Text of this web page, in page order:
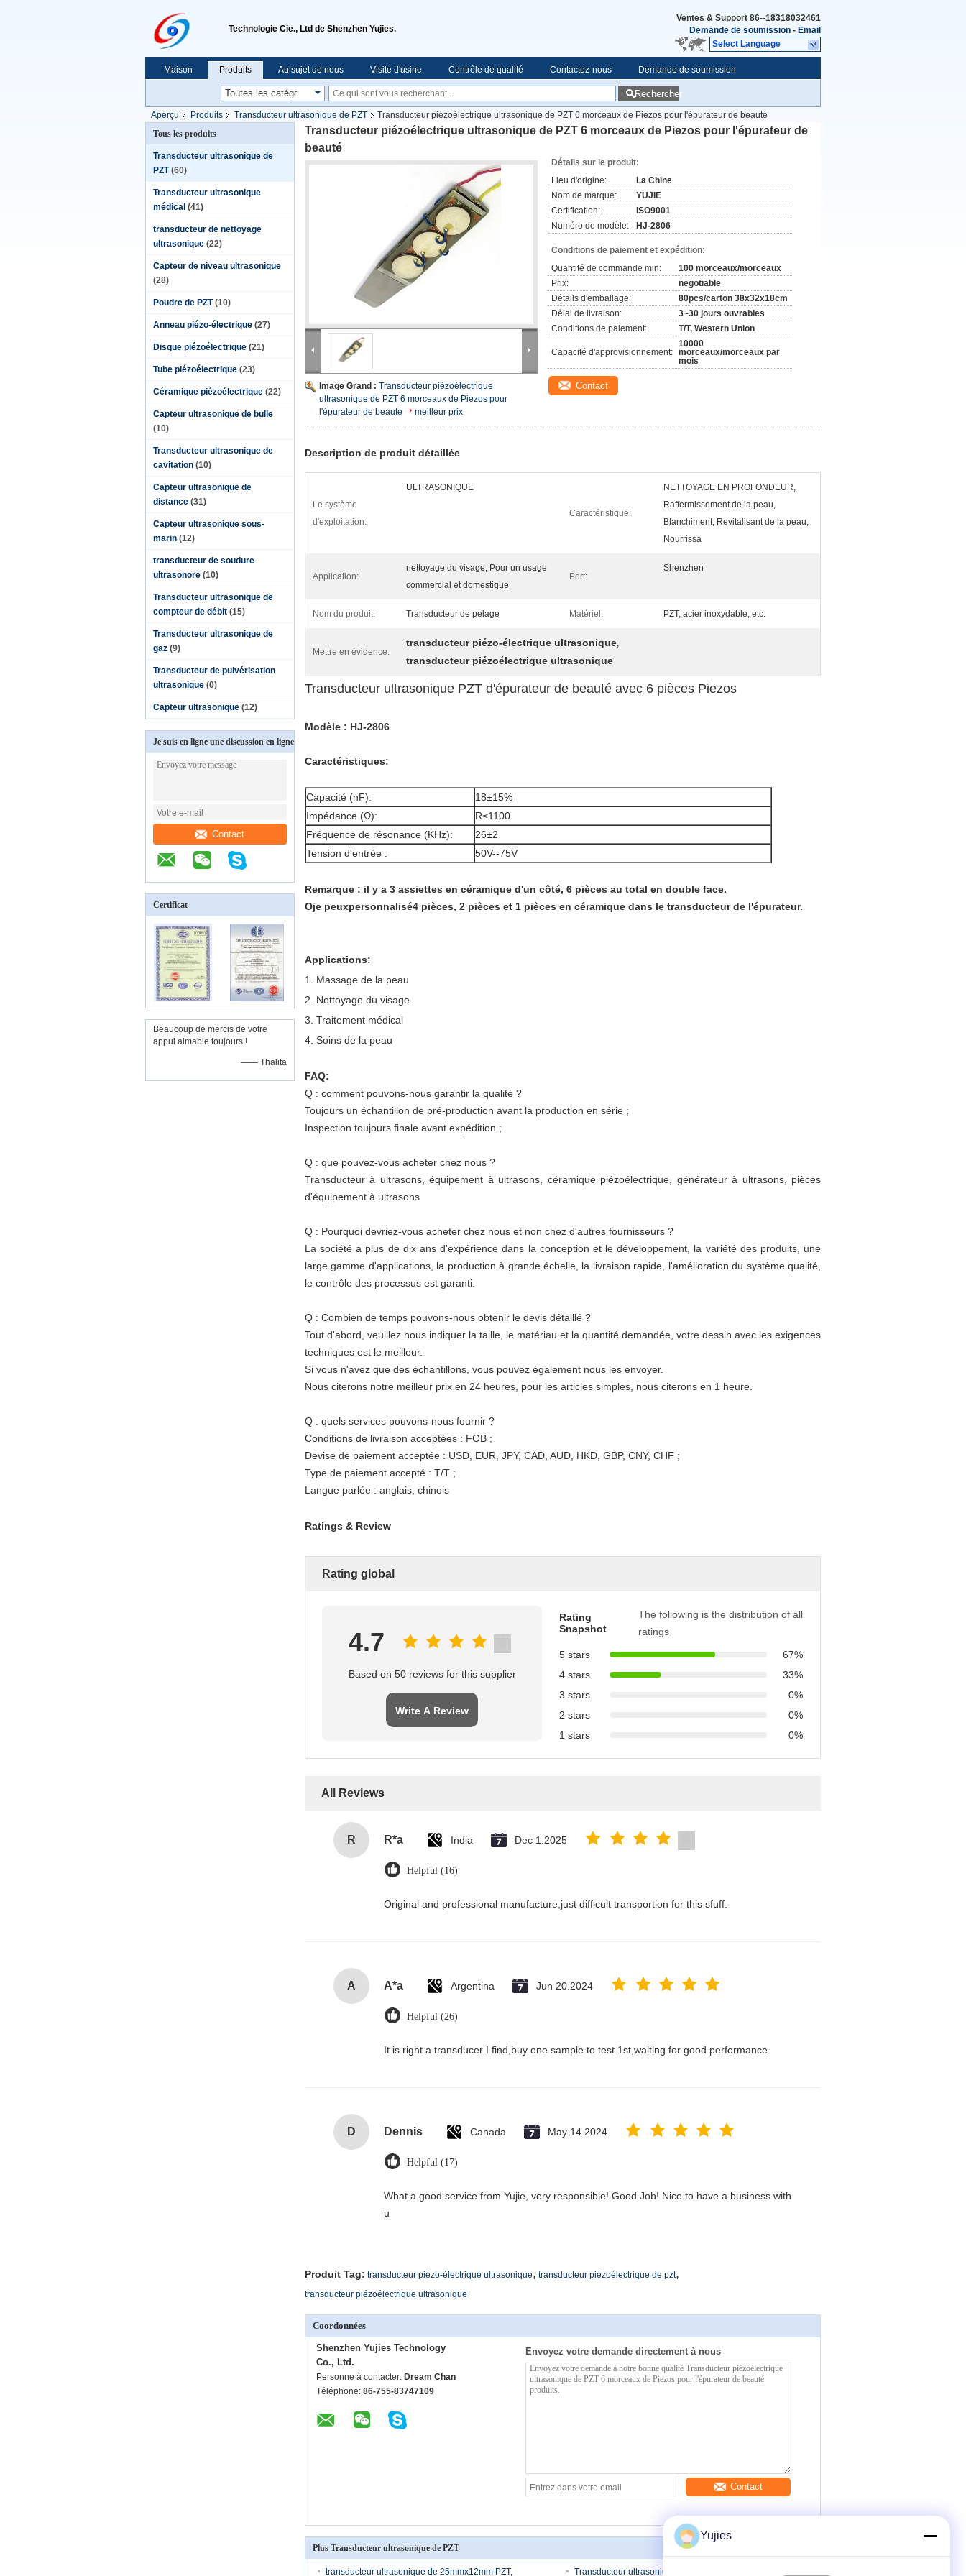
Technologie Cie., Ltd de Shenzhen Yujies.
Ventes & Support 86--18318032461
Demande de soumission - Email
Select Language
Maison Produits Au sujet de nous Visite d'usine Contrôle de qualité Contactez-nous Demande de soumission
Rechercher
Aperçu Produits Transducteur ultrasonique de PZT
Transducteur piézoélectrique ultrasonique de PZT 6 morceaux de Piezos pour l'épurateur de beauté
Tous les produits
Transducteur ultrasonique de
PZT (60)
Transducteur ultrasonique
médical (41)
transducteur de nettoyage
ultrasonique (22)
Capteur de niveau ultrasonique
(28)
Poudre de PZT (10)
Anneau piézo-électrique (27)
Disque piézoélectrique (21)
Tube piézoélectrique (23)
Céramique piézoélectrique (22)
Capteur ultrasonique de bulle
(10)
Transducteur ultrasonique de
cavitation (10)
Capteur ultrasonique de
distance (31)
Capteur ultrasonique sous-
marin (12)
transducteur de soudure
ultrasonore (10)
Transducteur ultrasonique de
compteur de débit (15)
Transducteur ultrasonique de
gaz (9)
Transducteur de pulvérisation
ultrasonique (0)
Capteur ultrasonique (12)
Je suis en ligne une discussion en ligne
Contact
Certificat
Beaucoup de mercis de votre
appui aimable toujours !
—— Thalita
Transducteur piézoélectrique ultrasonique de PZT 6 morceaux de Piezos pour l'épurateur de
beauté
Image Grand : Transducteur piézoélectrique
ultrasonique de PZT 6 morceaux de Piezos pour
l'épurateur de beauté
meilleur prix
Détails sur le produit:
Lieu d'origine:
La Chine
Nom de marque:
YUJIE
Certification:
ISO9001
Numéro de modèle:
HJ-2806
Conditions de paiement et expédition:
Quantité de commande min:
100 morceaux/morceaux
Prix:
negotiable
Détails d'emballage:
80pcs/carton 38x32x18cm
Délai de livraison:
3~30 jours ouvrables
Conditions de paiement:
T/T, Western Union
Capacité d'approvisionnement:
10000
morceaux/morceaux par
mois
Contact
Description de produit détaillée
Le système
d'exploitation:
ULTRASONIQUE
Caractéristique:
NETTOYAGE EN PROFONDEUR,
Raffermissement de la peau,
Blanchiment, Revitalisant de la peau,
Nourrissa
Application:
nettoyage du visage, Pour un usage
commercial et domestique
Port:
Shenzhen
Nom du produit: Transducteur de pelage Matériel: PZT, acier inoxydable, etc.
Mettre en évidence:
transducteur piézo-électrique ultrasonique,
transducteur piézoélectrique ultrasonique
Transducteur ultrasonique PZT d'épurateur de beauté avec 6 pièces Piezos
Modèle : HJ-2806
Caractéristiques:
Capacité (nF):
18±15%
Impédance (Ω):
R≤1100
Fréquence de résonance (KHz):
26±2
Tension d'entrée :
50V--75V
Remarque : il y a 3 assiettes en céramique d'un côté, 6 pièces au total en double face.
Oje peuxpersonnalisé4 pièces, 2 pièces et 1 pièces en céramique dans le transducteur de l'épurateur.
Applications:
1. Massage de la peau
2. Nettoyage du visage
3. Traitement médical
4. Soins de la peau
FAQ:
Q : comment pouvons-nous garantir la qualité ?
Toujours un échantillon de pré-production avant la production en série ;
Inspection toujours finale avant expédition ;
Q : que pouvez-vous acheter chez nous ?
Transducteur à ultrasons, équipement à ultrasons, céramique piézoélectrique, générateur à ultrasons, pièces
d'équipement à ultrasons
Q : Pourquoi devriez-vous acheter chez nous et non chez d'autres fournisseurs ?
La société a plus de dix ans d'expérience dans la conception et le développement, la variété des produits, une
large gamme d'applications, la production à grande échelle, la livraison rapide, l'amélioration du système qualité,
le contrôle des processus est garanti.
Q : Combien de temps pouvons-nous obtenir le devis détaillé ?
Tout d'abord, veuillez nous indiquer la taille, le matériau et la quantité demandée, votre dessin avec les exigences
techniques est le meilleur.
Si vous n'avez que des échantillons, vous pouvez également nous les envoyer.
Nous citerons notre meilleur prix en 24 heures, pour les articles simples, nous citerons en 1 heure.
Q : quels services pouvons-nous fournir ?
Conditions de livraison acceptées : FOB ;
Devise de paiement acceptée : USD, EUR, JPY, CAD, AUD, HKD, GBP, CNY, CHF ;
Type de paiement accepté : T/T ;
Langue parlée : anglais, chinois
Ratings & Review
Rating global
4.7
Based on 50 reviews for this supplier
Write A Review
Rating
Snapshot
The following is the distribution of all
ratings
5 stars
67%
4 stars
33%
3 stars
0%
2 stars
0%
1 stars
0%
All Reviews
R R*a India Dec 1.2025
Helpful (16)
Original and professional manufacture,just difficult transportion for this sfuff.
A A*a Argentina Jun 20.2024
Helpful (26)
It is right a transducer I find,buy one sample to test 1st,waiting for good performance.
D Dennis Canada May 14.2024
Helpful (17)
What a good service from Yujie, very responsible! Good Job! Nice to have a business with
u
Produit Tag: transducteur piézo-électrique ultrasonique, transducteur piézoélectrique de pzt,
transducteur piézoélectrique ultrasonique
Coordonnées
Shenzhen Yujies Technology
Co., Ltd.
Personne à contacter: Dream Chan
Téléphone: 86-755-83747109
Envoyez votre demande directement à nous
Contact
Plus Transducteur ultrasonique de PZT
transducteur ultrasonique de 25mmx12mm PZT, Transducteur ultrasonique en céramique piézo-électrique
Yujies